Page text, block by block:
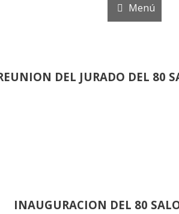
Menú
DEL JURADO DEL 80
INAUGURACION DEL 80